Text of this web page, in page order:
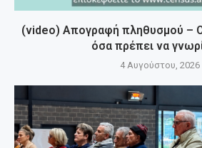
(video) Απογραφή πληθυσμού –
όσα πρέπει να
4 Αυγούστου, 2026